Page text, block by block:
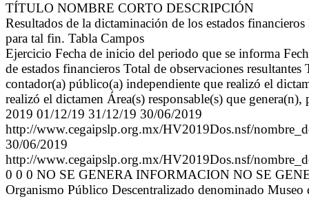
TÍTULO NOMBRE CORTO DESCRIPCIÓN
Resultados de la dictaminación de los estados
para tal fin. Tabla Campos
Ejercicio Fecha de inicio del periodo que se informa
de estados financieros Total de observaciones
contador(a) público(a) independiente que realizó el
realizó el dictamen Área(s) responsable(s) que
2019 01/12/19 31/12/19 30/06/2019
http://www.cegaipslp.org.mx/HV2019Dos.nsf/
30/06/2019
http://www.cegaipslp.org.mx/HV2019Dos.nsf/
0 0 0 NO SE GENERA INFORMACION NO SE
Organismo Público Descentralizado denominado Museo